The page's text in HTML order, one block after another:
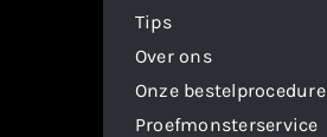
Tips
Over ons
Onze
Proefmonsterservice